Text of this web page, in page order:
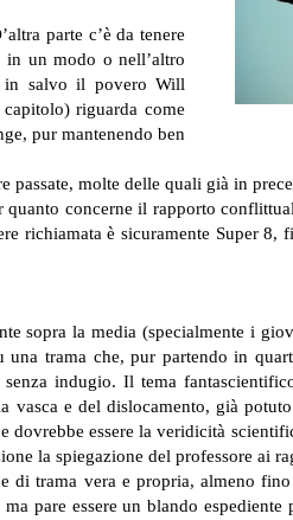
parte c’è da tenere
in un modo o nell’altro
in salvo il povero Will
riguarda come
pur mantenendo ben
molte delle quali già in
concerne il rapporto
richiamata è sicuramente Super
sopra la media (specialmente i
trama che, pur partendo in
indugio. Il tema
vasca e del dislocamento, già
essere la veridicità
la spiegazione del professore ai
trama vera e propria, almeno
pare essere un blando